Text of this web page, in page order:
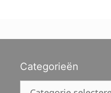
Categorieën
Categorieën